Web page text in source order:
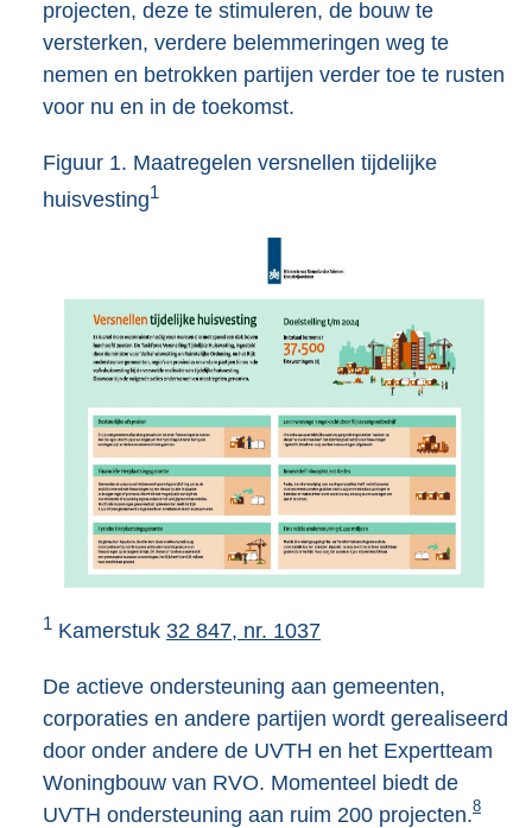
projecten, deze te stimuleren, de bouw te
versterken, verdere belemmeringen weg te
nemen en betrokken partijen verder toe te rusten
voor nu en in de toekomst.
Figuur 1. Maatregelen versnellen tijdelijke
huisvesting1
1 Kamerstuk 32 847, nr. 1037
De actieve ondersteuning aan gemeenten,
corporaties en andere partijen wordt gerealiseerd
door onder andere de UVTH en het Expertteam
Woningbouw van RVO. Momenteel biedt de
UVTH ondersteuning aan ruim 200 projecten.8